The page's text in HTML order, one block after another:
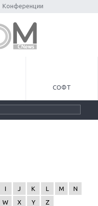
Конференции
СОФТ
I J K L M
N
W X Y
Z